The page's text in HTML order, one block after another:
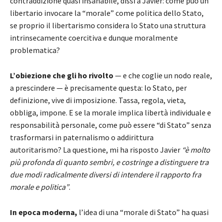
libertario invocare la “morale” come politica dello Stato,
se proprio il libertarismo considera lo Stato una struttura
intrinsecamente coercitiva e dunque moralmente
problematica?
L’obiezione che gli ho rivolto — e che coglie un nodo reale,
a prescindere — è precisamente questa: lo Stato, per
definizione, vive di imposizione. Tassa, regola, vieta,
obbliga, impone. E se la morale implica libertà individuale e
responsabilità personale, come può essere “di Stato” senza
trasformarsi in paternalismo o addirittura
autoritarismo? La questione, mi ha risposto Javier “è molto
più profonda di quanto sembri, e costringe a distinguere tra
due modi radicalmente diversi di intendere il rapporto fra
morale e politica”.
In epoca moderna, l’idea di una “morale di Stato” ha quasi